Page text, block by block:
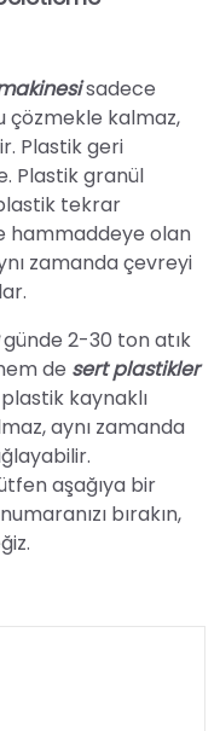
sadece
çözmekle kalmaz,
Plastik geri
Plastik granül
tekrar
hammaddeye olan
zamanda çevreyi
günde 2-30 ton atık
de sert plastikler
kaynaklı
aynı zamanda
aşağıya bir
bırakın,